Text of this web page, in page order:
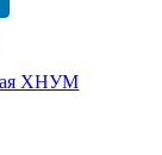
ХНУМ